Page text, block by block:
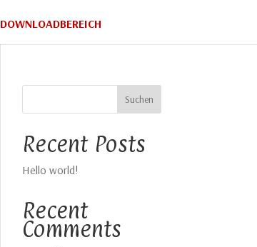
DOWNLOADBEREICH
Suchen
Recent Posts
Hello world!
Recent
Comments